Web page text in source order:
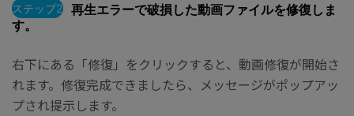
ステップ2 再生エラーで破損した動画ファイルを修復しま
す。
右下にある「修復」をクリックすると、動画修復が開始さ
れます。修復完成できましたら、メッセージがポップアッ
プされ提示します。